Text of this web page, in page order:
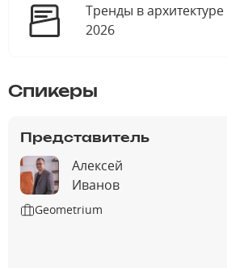
Тренды в
2026
Спикеры
Представитель
Алексей
Иванов
Geometrium